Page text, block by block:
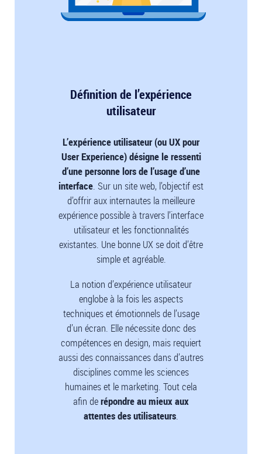
Définition de l’expérience
utilisateur
L’expérience utilisateur (ou UX pour
User Experience) désigne le ressenti
d’une personne lors de l’usage d’une
interface. Sur un site web, l’objectif est
d’offrir aux internautes la meilleure
expérience possible à travers l’interface
utilisateur et les fonctionnalités
existantes. Une bonne UX se doit d’être
simple et agréable.
La notion d’expérience utilisateur
englobe à la fois les aspects
techniques et émotionnels de l’usage
d’un écran. Elle nécessite donc des
compétences en design, mais requiert
aussi des connaissances dans d’autres
disciplines comme les sciences
humaines et le marketing. Tout cela
afin derépondre au mieux aux
attentes des utilisateurs.